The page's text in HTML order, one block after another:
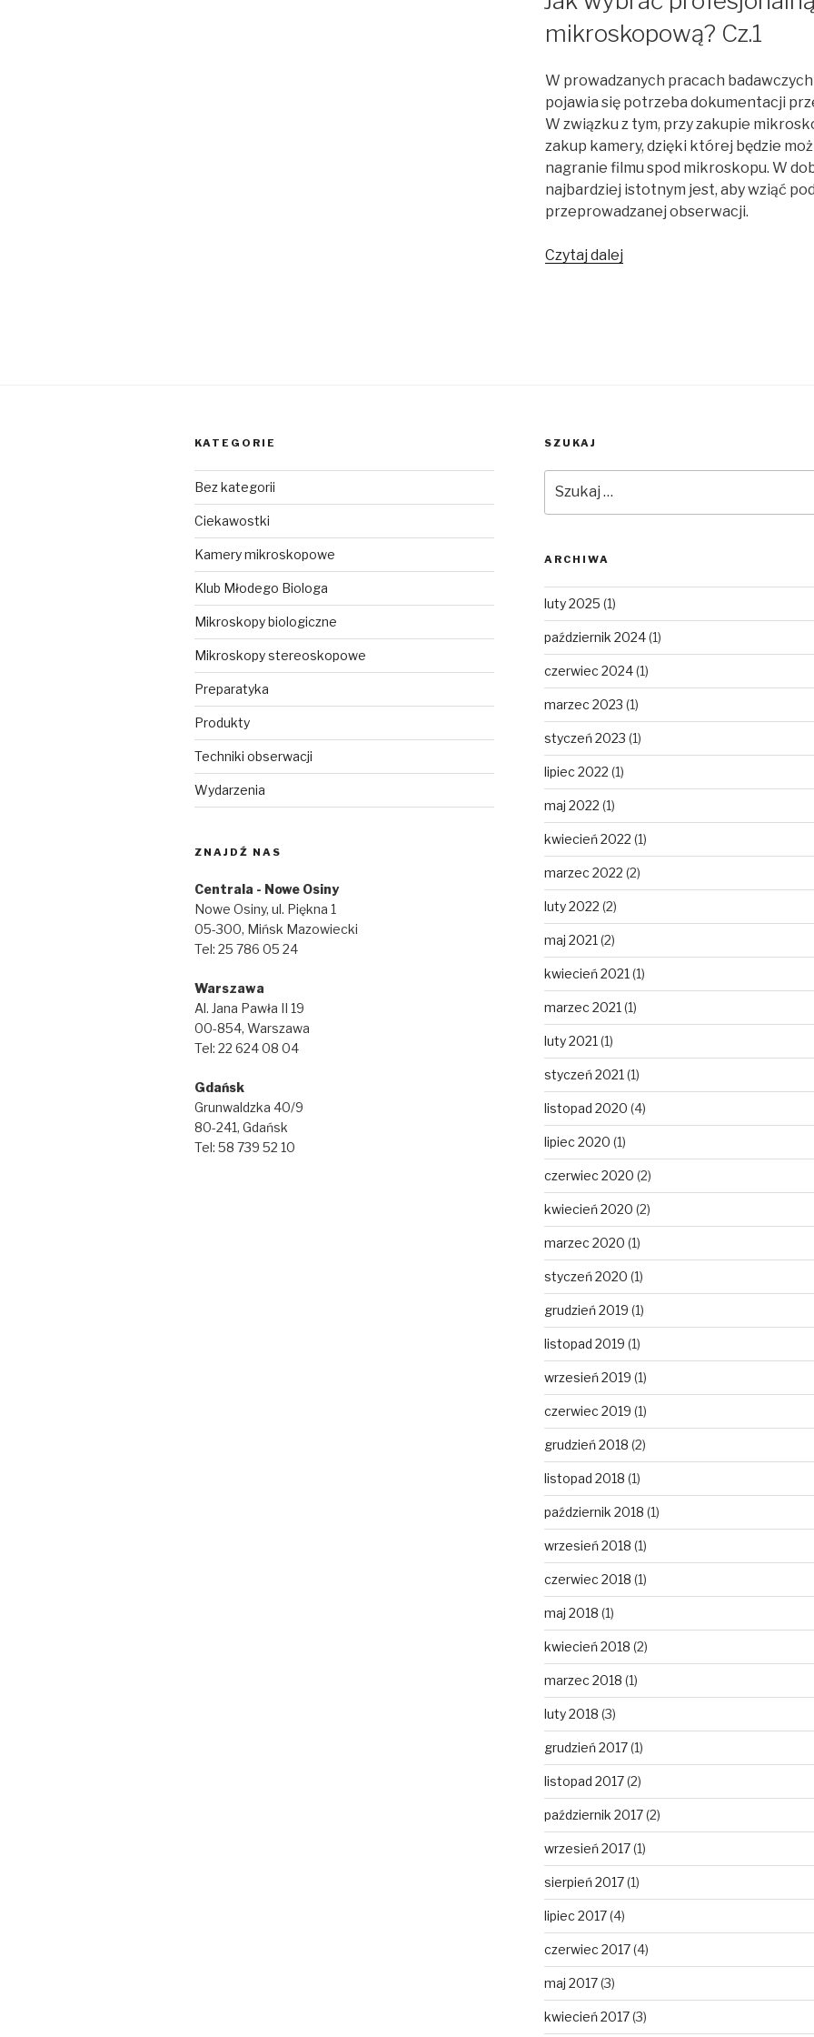
mikroskopową? Cz.1
W prowadzanych pracach
pojawia się potrzeba dokumentacji
W związku z tym, przy zakupie
zakup kamery, dzięki której będzie
nagranie filmu spod mikroskopu. W
najbardziej istotnym jest, aby wziąć
przeprowadzanej obserwacji.
Czytaj dalejJak
KATEGORIE
Bez kategorii
Ciekawostki
Kamery mikroskopowe
Klub Młodego Biologa
Mikroskopy biologiczne
Mikroskopy stereoskopowe
Preparatyka
Produkty
Techniki obserwacji
Wydarzenia
ZNAJDŹ NAS
Centrala - Nowe Osiny
Nowe Osiny, ul. Piękna 1
05-300, Mińsk Mazowiecki
Tel: 25 786 05 24
Warszawa
Al. Jana Pawła II 19
00-854, Warszawa
Tel: 22 624 08 04
Gdańsk
Grunwaldzka 40/9
80-241, Gdańsk
Tel: 58 739 52 10
SZUKAJ
ARCHIWA
luty 2025 (1)
październik 2024(1)
czerwiec 2024(1)
marzec 2023 (1)
styczeń 2023 (1)
lipiec 2022 (1)
maj 2022 (1)
kwiecień 2022 (1)
marzec 2022 (2)
luty 2022 (2)
maj 2021 (2)
kwiecień 2021 (1)
marzec 2021 (1)
luty 2021 (1)
styczeń 2021 (1)
listopad 2020 (4)
lipiec 2020 (1)
czerwiec 2020 (2)
kwiecień 2020 (2)
marzec 2020 (1)
styczeń 2020 (1)
grudzień 2019 (1)
listopad 2019 (1)
wrzesień 2019 (1)
czerwiec 2019 (1)
grudzień 2018 (2)
listopad 2018 (1)
październik 2018 (1)
wrzesień 2018 (1)
czerwiec 2018 (1)
maj 2018 (1)
kwiecień 2018 (2)
marzec 2018 (1)
luty 2018 (3)
grudzień 2017(1)
listopad 2017(2)
październik 2017(2)
wrzesień 2017(1)
sierpień 2017(1)
lipiec 2017(4)
czerwiec 2017(4)
maj 2017(3)
kwiecień 2017(3)